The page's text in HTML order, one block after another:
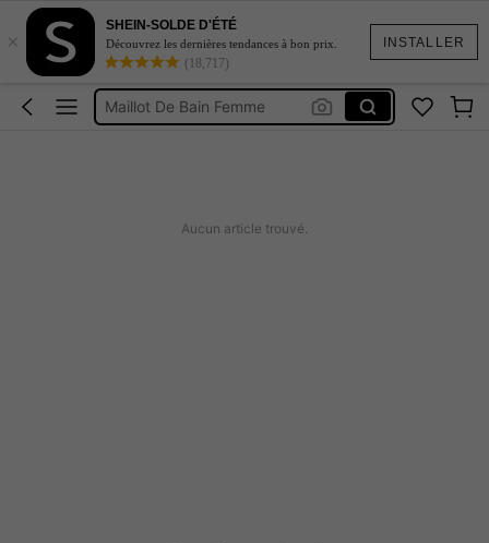
INSTALLER
×
SHEIN-SOLDE D'ÉTÉ
Découvrez les dernières tendances à bon prix.
(18,717)
Robe Femme été
Maillot De Bain Femme
Aucun article trouvé.